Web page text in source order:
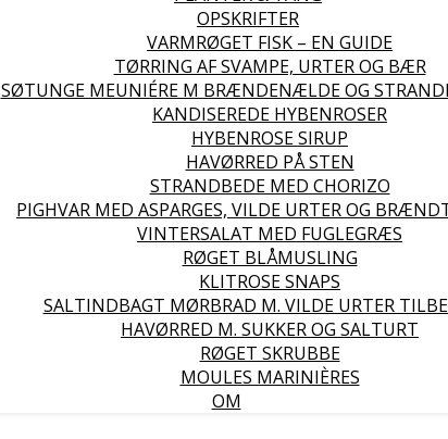
OPSKRIFTER
VARMRØGET FISK – EN GUIDE
TØRRING AF SVAMPE, URTER OG BÆR
SØTUNGE MEUNIÉRE M BRÆNDENÆLDE OG
KANDISEREDE HYBENROSER
HYBENROSE SIRUP
HAVØRRED PÅ STEN
STRANDBEDE MED CHORIZO
PIGHVAR MED ASPARGES, VILDE URTER OG
VINTERSALAT MED FUGLEGRÆS
RØGET BLÅMUSLING
KLITROSE SNAPS
SALTINDBAGT MØRBRAD M. VILDE URTER
HAVØRRED M. SUKKER OG SALTURT
RØGET SKRUBBE
MOULES MARINIÈRES
OM